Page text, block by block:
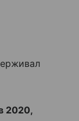
2020,